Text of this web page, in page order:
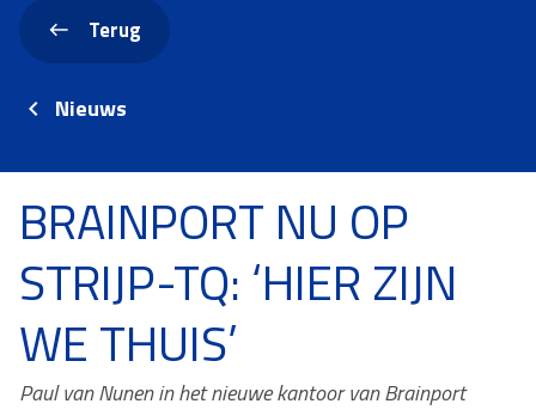
Terug
Nieuws
BRAINPORT NU OP
STRIJP-TQ: ‘HIER ZIJN
WE THUIS’
Paul van Nunen in het nieuwe kantoor van Brainport